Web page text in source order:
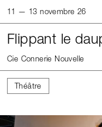
11 — 13 novembre 26
Flippant le
Cie Connerie Nouvelle
Théâtre